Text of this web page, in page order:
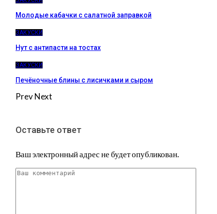
Молодые кабачки с салатной заправкой
ЗАКУСКИ
Нут с антипасти на тостах
ЗАКУСКИ
Печёночные блины с лисичками и сыром
PrevNext
Оставьте ответ
Ваш электронный адрес не будет опубликован.